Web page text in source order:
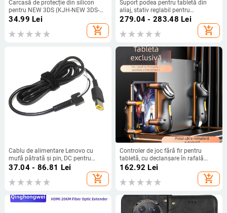
Carcasă de protecție din silicon
pentru NEW 3DS (KJH-NEW 3DS-
02) – design monobloc transparent,
protecție, senzație îmbunătățită
34.99 Lei
add_shopping_cart
Suport podea pentru tabletă din
aliaj, stativ reglabil pentru
streaming live cu telefon,
279.04 - 283.48 Lei
add_shopping_cart
Cablu de alimentare Lenovo cu
mufă pătrată și pin, DC pentru
laptop 90W/170W/230W
37.04 - 86.81 Lei
add_shopping_cart
Controler de joc fără fir pentru
tabletă, cu declanșare în rafală
pentru șase degete, feedback de
compatibil cu iPhone și Android
162.92 Lei
add_shopping_cart